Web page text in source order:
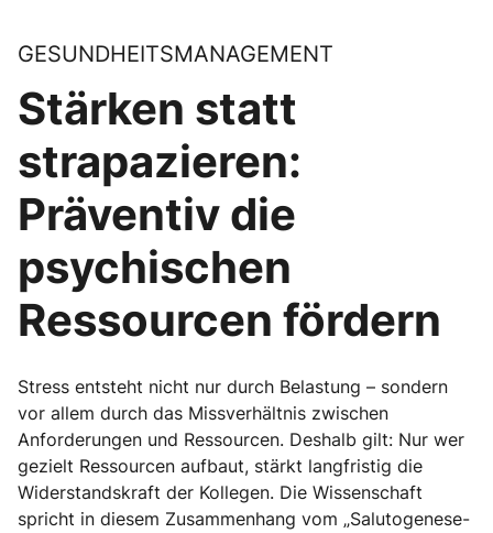
GESUNDHEITSMANAGEMENT
Stärken statt
strapazieren:
Präventiv die
psychischen
Ressourcen fördern
Stress entsteht nicht nur durch Belastung – sondern
vor allem durch das Missverhältnis zwischen
Anforderungen und Ressourcen. Deshalb gilt: Nur wer
gezielt Ressourcen aufbaut, stärkt langfristig die
Widerstandskraft der Kollegen. Die Wissenschaft
spricht in diesem Zusammenhang vom „Salutogenese-